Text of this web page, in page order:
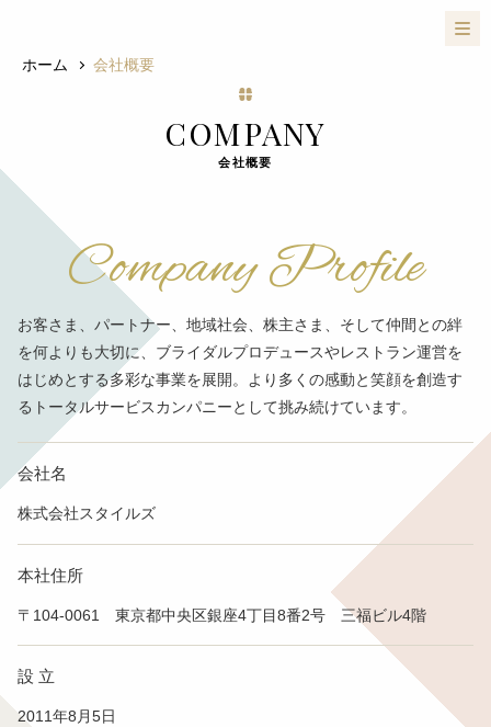
ホーム 会社概要
COMPANY
会社概要
Company Profile
お客さま、パートナー、地域社会、株主さま、そして仲間との絆
を何よりも大切に、 ブライダルプロデュースやレストラン運営を
はじめとする多彩な事業を展開。
より多くの感動と笑顔を創造す
るトータルサービスカンパニーとして挑み続けています。
会社名
株式会社スタイルズ
本社住所
〒104-0061 東京都中央区銀座4丁目8番2号 三福ビル4階
設 立
2011年8月5日